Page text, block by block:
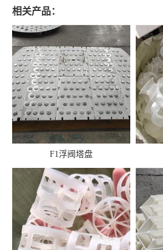
相关产品：
F1浮阀塔盘